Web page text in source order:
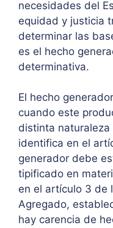
necesidades del
equidad y justicia
determinar las
es el hecho
determinativa.
El hecho
cuando este
distinta naturaleza
identifica en el
generador debe
tipificado en
en el artículo 3 de
Agregado,
hay carencia de